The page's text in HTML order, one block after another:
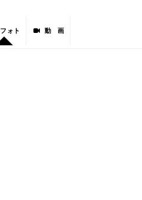
フォト 動 画